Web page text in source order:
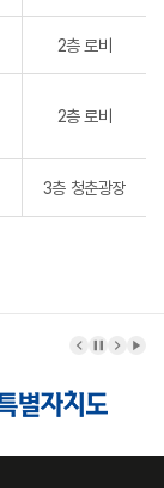
2층 로비
2층 로비
3층 청춘광장
이전 배너
배너 정지
다음
배